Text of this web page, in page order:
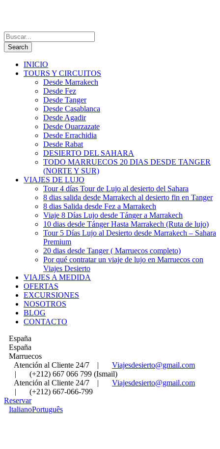
INICIO
TOURS Y CIRCUITOS
Desde Marrakech
Desde Fez
Desde Tanger
Desde Casablanca
Desde Agadir
Desde Ouarzazate
Desde Errachidia
Desde Rabat
DESIERTO DEL SAHARA
TODO MARRUECOS 20 DIAS DESDE TANGER
(NORTE Y SUR)
VIAJES DE LUJO
Tour 4 días Tour de Lujo al desierto del Sahara
8 dias salida desde Marrakech al desierto fin en Tanger
8 dias Salida desde Fez a Marrakech
Viaje 8 Días Lujo desde Tánger a Marrakech
10 dias desde Tánger Hasta Marrakech (Ruta de lujo)
Tour 5 Días Lujo al Desierto desde Marrakech – Sahara
Premium
20 dias desde Tanger ( Marruecos completo)
Por qué contratar un viaje de lujo en Marruecos con
Viajes Desierto
VIAJES A MEDIDA
OFERTAS
EXCURSIONES
NOSOTROS
BLOG
CONTACTO
España
España
Marruecos
Atención al Cliente 24/7
|
Viajesdesierto@gmail.com
|
(+212) 667 066 799 (Ismail)
Atención al Cliente 24/7
|
Viajesdesierto@gmail.com
|
(+212) 667-066-799
Reservar
ItalianoPortuguês